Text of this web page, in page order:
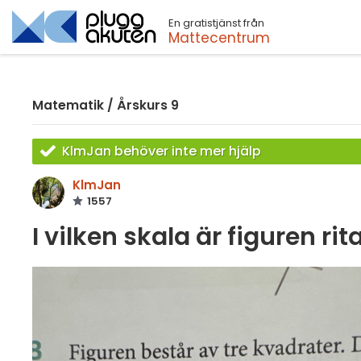
En gratistjänst från
Mattecentrum
Matematik / Årskurs 9
KlmJan behöver inte mer hjälp
KlmJan
1557
I vilken skala är figuren
Sök